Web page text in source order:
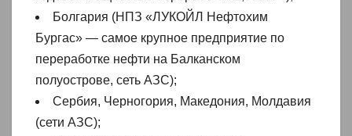
Болгария (НПЗ «ЛУКОЙЛ Нефтохим
Бургас» — самое крупное предприятие по
переработке нефти на Балканском
полуострове, сеть АЗС);
Сербия, Черногория, Македония, Молдавия
(сети АЗС);